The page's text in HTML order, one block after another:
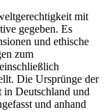
mit
gegeben. Es
und ethische
zum
Die Ursprünge der
Deutschland und
und anhand